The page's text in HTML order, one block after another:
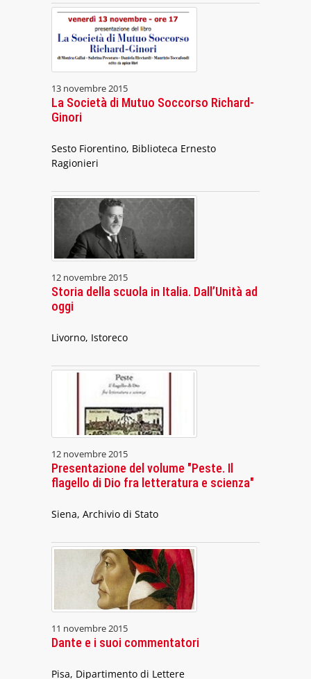
13 novembre 2015
La Società di Mutuo Soccorso Richard-
Ginori
Sesto Fiorentino, Biblioteca Ernesto
Ragionieri
12 novembre 2015
Storia della scuola in Italia. Dall’Unità ad
oggi
Livorno, Istoreco
12 novembre 2015
Presentazione del volume "Peste. Il
flagello di Dio fra letteratura e scienza"
Siena, Archivio di Stato
11 novembre 2015
Dante e i suoi commentatori
Pisa, Dipartimento di Lettere